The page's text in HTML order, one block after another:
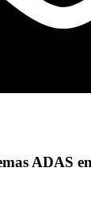
ADAS